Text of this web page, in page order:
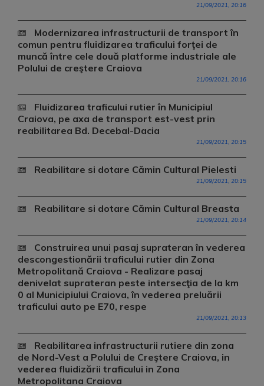
21/09/2021, 20:16
Modernizarea infrastructurii de transport în
comun pentru fluidizarea traficului forţei de
muncă între cele două platforme industriale ale
Polului de creştere Craiova
21/09/2021, 20:16
Fluidizarea traficului rutier în Municipiul
Craiova, pe axa de transport est-vest prin
reabilitarea Bd. Decebal-Dacia
21/09/2021, 20:15
Reabilitare si dotare Cămin Cultural Pielesti
21/09/2021, 20:15
Reabilitare si dotare Cămin Cultural Breasta
21/09/2021, 20:14
Construirea unui pasaj suprateran în vederea
descongestionării traficului rutier din Zona
Metropolitană Craiova - Realizare pasaj
denivelat suprateran peste intersecţia de la km
0 al Municipiului Craiova, în vederea preluării
traficului auto pe E70, respe
21/09/2021, 20:13
Reabilitarea infrastructurii rutiere din zona
de Nord-Vest a Polului de Creştere Craiova, in
vederea fluidizării traficului in Zona
Metropolitana Craiova